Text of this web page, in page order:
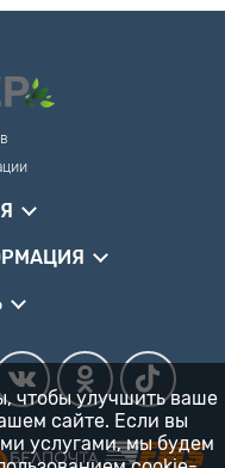
чтобы улучшить ваше
сайте. Если вы
услугами, мы будем